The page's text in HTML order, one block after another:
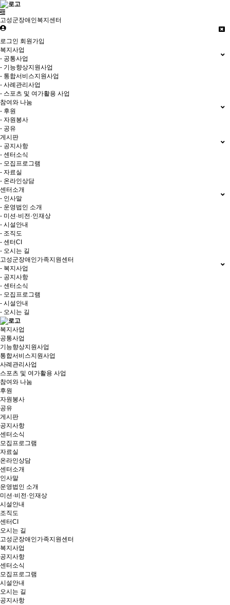
고성군장애인복지센터
로그인 회원가입
복지사업
- 공통사업
- 기능향상지원사업
- 통합서비스지원사업
- 사례관리사업
- 스포츠 및 여가활용 사업
참여와 나눔
- 후원
- 자원봉사
- 공유
게시판
- 공지사항
- 센터소식
- 모집프로그램
- 자료실
- 온라인상담
센터소개
- 인사말
- 운영법인 소개
- 미션·비전·인재상
- 시설안내
- 조직도
- 센터CI
- 오시는 길
고성군장애인가족지원센터
- 복지사업
- 공지사항
- 센터소식
- 모집프로그램
- 시설안내
- 오시는 길
복지사업
공통사업
기능향상지원사업
통합서비스지원사업
사례관리사업
스포츠 및 여가활용 사업
참여와 나눔
후원
자원봉사
공유
게시판
공지사항
센터소식
모집프로그램
자료실
온라인상담
센터소개
인사말
운영법인 소개
미션·비전·인재상
시설안내
조직도
센터CI
오시는 길
고성군장애인가족지원센터
복지사업
공지사항
센터소식
모집프로그램
시설안내
오시는 길
공지사항